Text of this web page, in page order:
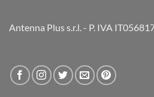
Antenna Plus s.r.l. - P. IVA